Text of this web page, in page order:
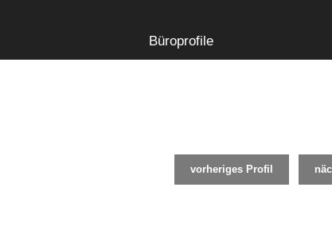
Büroprofile
vorheriges Profil